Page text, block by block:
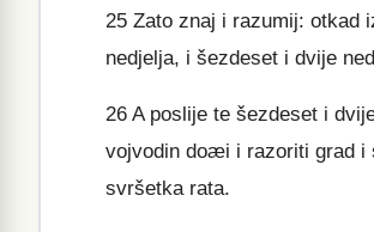
25 Zato znaj i razumij: otkad
nedjelja, i šezdeset i dvije
26 A poslije te šezdeset i
vojvodin doæi i razoriti grad i
svršetka rata.